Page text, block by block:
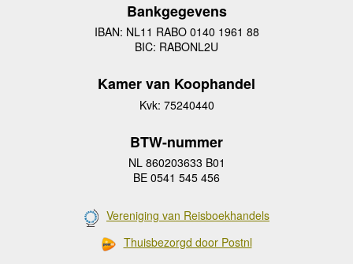
Bankgegevens
IBAN: NL11 RABO 0140 1961 88
BIC: RABONL2U
Kamer van Koophandel
Kvk: 75240440
BTW-nummer
NL 860203633 B01
BE 0541 545 456
Vereniging van Reisboekhandels
Thuisbezorgd door Postnl